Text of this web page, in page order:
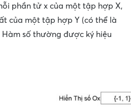
phần tử x của một tập hợp X,
của một tập hợp Y (có thể là
số thường được ký hiệu